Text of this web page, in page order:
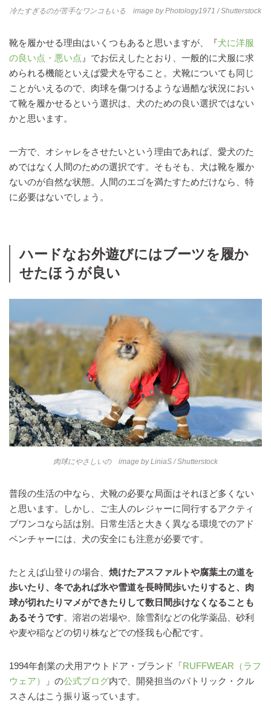
冷たすぎるのが苦手なワンコもいる image byPhotology1971 / Shutterstock
靴を履かせる理由はいくつもあると思いますが、『犬に洋服
の良い点・悪い点 』でお伝えしたとおり、一般的に犬服に求
められる機能といえば愛犬を守ること。犬靴についても同じ
ことがいえるので、肉球を傷つけるような過酷な状況におい
て靴を履かせるという選択は、犬のための良い選択ではない
かと思います。
一方で、オシャレをさせたいという理由であれば、愛犬のた
めではなく人間のための選択です。そもそも、犬は靴を履か
ないのが自然な状態。人間のエゴを満たすためだけなら、特
に必要はないでしょう。
ハードなお外遊びにはブーツを履か
せたほうが良い
肉球にやさしいの image byLiniaS/ Shutterstock
普段の生活の中なら、犬靴の必要な局面はそれほど多くない
と思います。しかし、ご主人のレジャーに同行するアクティ
ブワンコなら話は別。日常生活と大きく異なる環境でのアド
ベンチャーには、犬の安全にも注意が必要です。
たとえば山登りの場合、 焼けたアスファルトや腐葉土の道を
歩いたり、冬であれば氷や雪道を長時間歩いたりすると、肉
球が切れたりマメができたりして数日間歩けなくなることも
あるそうです。溶岩の岩場や、除雪剤などの化学薬品、砂利
や麦や稲などの切り株などでの怪我も心配です。
1994年創業の犬用アウトドア・ブランド「RUFFWEAR（ラフ
ウェア）
」の公式ブログ内で、開発担当のパトリック・クル
スさんはこう振り返っています。